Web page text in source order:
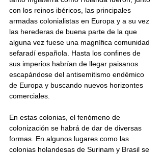
con los reinos ibéricos, las principales
armadas colonialistas en Europa y a su vez
las herederas de buena parte de la que
alguna vez fuese una magnífica comunidad
sefaradí española. Hasta los confines de
sus imperios habrían de llegar paisanos
escapándose del antisemitismo endémico
de Europa y buscando nuevos horizontes
comerciales.
En estas colonias, el fenómeno de
colonización se habrá de dar de diversas
formas. En algunos lugares como las
colonias holandesas de Surinam y Brasil se